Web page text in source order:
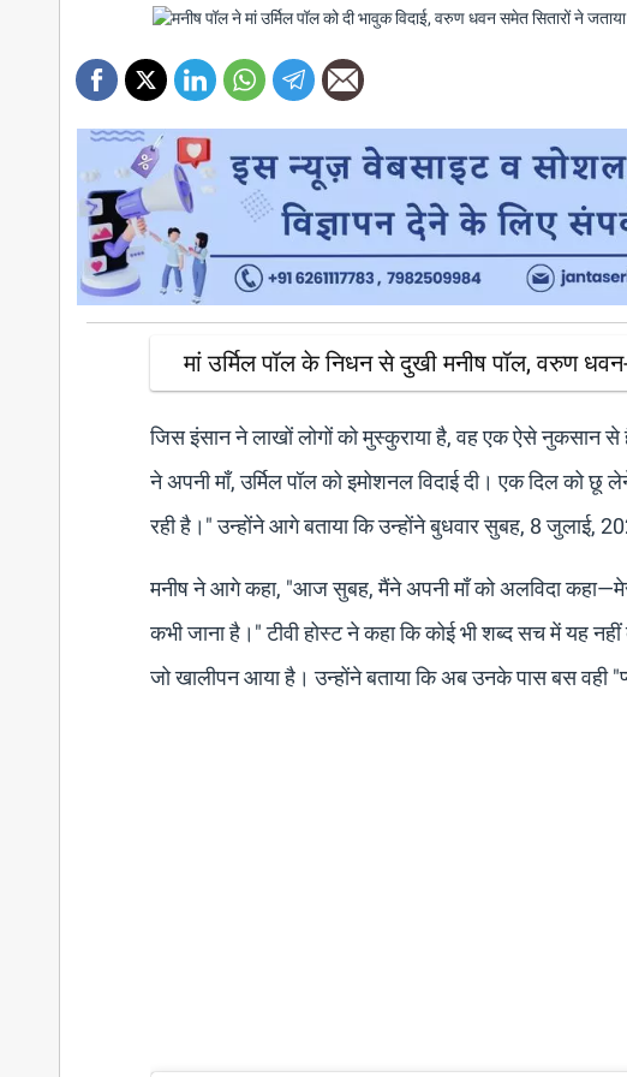
मां उर्मिल पॉल के निधन से दुखी मनीष पॉल, वरुण
जिस इंसान ने लाखों लोगों को मुस्कुराया है, वह एक ऐसे नुकसान से
ने अपनी माँ, उर्मिल पॉल को इमोशनल विदाई दी। एक दिल को
रही है।" उन्होंने आगे बताया कि उन्होंने बुधवार सुबह, 8 जुलाई,
मनीष ने आगे कहा, "आज सुबह, मैंने अपनी माँ को अलविदा
कभी जाना है।" टीवी होस्ट ने कहा कि कोई भी शब्द सच में यह
जो खालीपन आया है। उन्होंने बताया कि अब उनके पास बस वही